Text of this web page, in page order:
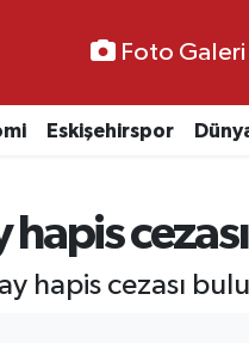
Foto Galeri
Eskişehirspor
hapis
hapis cezası